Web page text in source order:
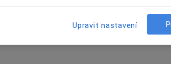
Online rezervace termínu není k
Upravit nastavení